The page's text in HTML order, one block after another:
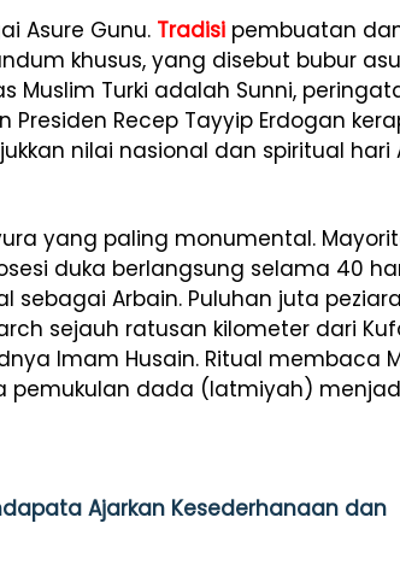
Asure Gunu. Tradisi pembuatan
khusus, yang disebut bubur
Muslim Turki adalah Sunni,
Recep Tayyip Erdogan
nilai nasional dan spiritual hari
yang paling monumental.
duka berlangsung selama 40
sebagai Arbain. Puluhan juta
sejauh ratusan kilometer dari
Imam Husain. Ritual membaca
pemukulan dada (latmiyah)
Ajarkan Kesederhanaan dan